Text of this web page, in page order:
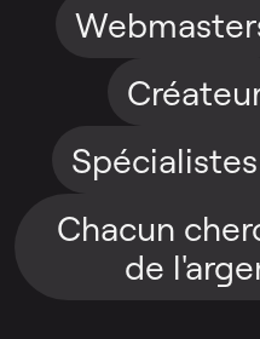
Chacun
de